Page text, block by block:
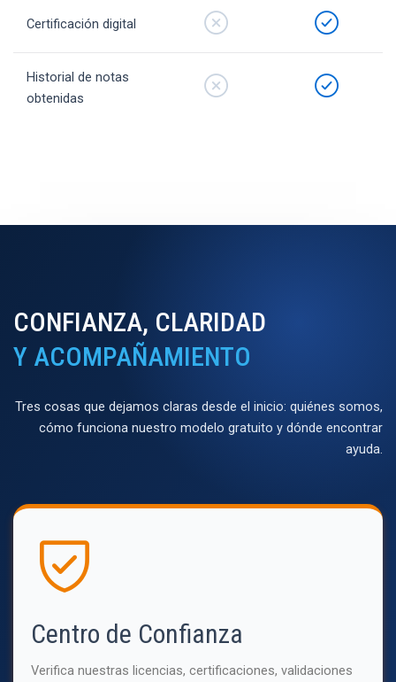
Certificación digital
Historial de notas
obtenidas
CONFIANZA, CLARIDAD
Y ACOMPAÑAMIENTO
Tres cosas que dejamos claras desde el inicio: quiénes somos,
cómo funciona nuestro modelo gratuito y dónde encontrar
ayuda.
Centro de Confianza
Verifica nuestras licencias, certificaciones, validaciones